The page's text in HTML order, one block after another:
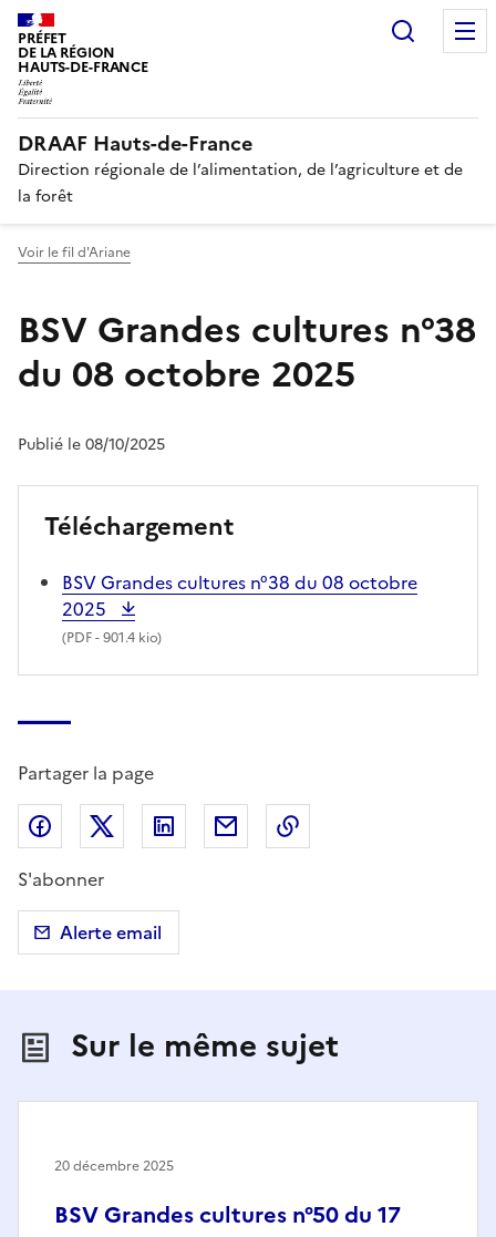
PRÉFET
DE LA RÉGION
HAUTS-DE-FRANCE
DRAAF Hauts-de-France
Direction régionale de l’alimentation, de l’agriculture et de
la forêt
Voir le fil d'Ariane
BSV Grandes cultures n°38
du 08 octobre 2025
Publié le 08/10/2025
Téléchargement
BSV Grandes cultures n°38 du 08 octobre
2025
(PDF- 901.4 kio)
Partager la page
Partager sur Facebook
Partager sur X (anciennement Twitter)
Partager sur LinkedIn
Partager par email
S'abonner
Alerte email
Sur le même sujet
BSV Grandes cultures n°50 du 17
20 décembre 2025